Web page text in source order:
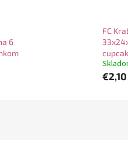
6
FC
€2,10